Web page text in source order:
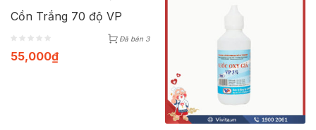
Cồn Trắng 70 độ VP
Đã bán 3
55,000₫